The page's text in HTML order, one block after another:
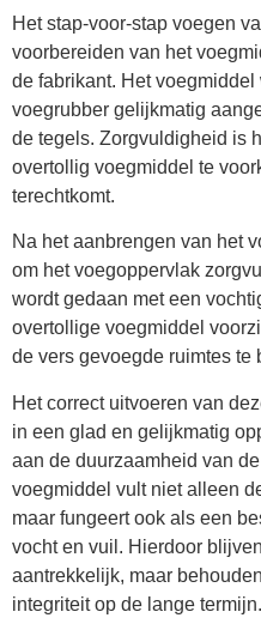
Het stap-voor-stap voegen
voorbereiden van het
de fabrikant. Het
voegrubber gelijkmatig
de tegels. Zorgvuldigheid is
overtollig voegmiddel te
terechtkomt.
Na het aanbrengen van het
om het voegoppervlak
wordt gedaan met een
overtollige voegmiddel
de vers gevoegde ruimtes te
Het correct uitvoeren van
in een glad en gelijkmatig
aan de duurzaamheid van
voegmiddel vult niet alleen
maar fungeert ook als een
vocht en vuil. Hierdoor
aantrekkelijk, maar
integriteit op de lange termijn.